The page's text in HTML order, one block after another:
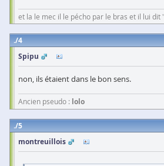
et la le mec il le pécho par le bras et il lui dit '
4
Spipu
non, ils étaient dans le bon sens.
Ancien pseudo : lolo
5
montreuillois